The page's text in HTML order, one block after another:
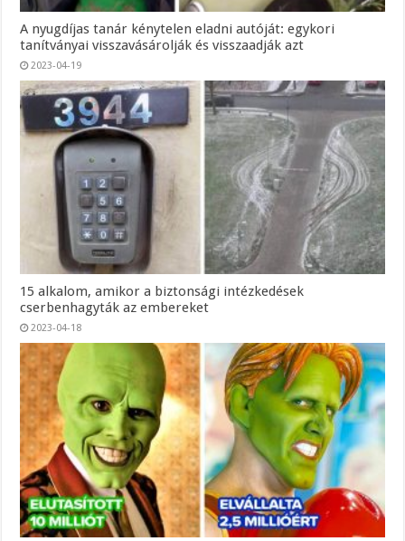
A nyugdíjas tanár kénytelen eladni autóját: egykori
tanítványai visszavásárolják és visszaadják azt
2023-04-19
15 alkalom, amikor a biztonsági intézkedések
cserbenhagyták az embereket
2023-04-18